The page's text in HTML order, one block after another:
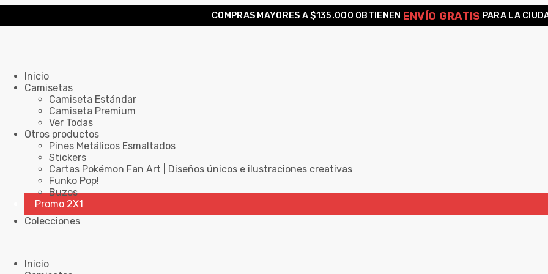
COMPRAS MAYORES A $135.000 OBTIENEN ENVÍO GRATIS PARA LA
Inicio
Camisetas
Camiseta Estándar
Camiseta Premium
Ver Todas
Otros productos
Pines Metálicos Esmaltados
Stickers
Cartas Pokémon Fan Art | Diseños únicos e ilustraciones creativas
Funko Pop!
Buzos
Promo 2X1
Colecciones
Inicio